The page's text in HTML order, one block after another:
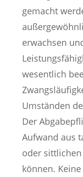
gemacht
erwachsen
wesentlich
Umständen
Der
Aufwand aus
oder
können.